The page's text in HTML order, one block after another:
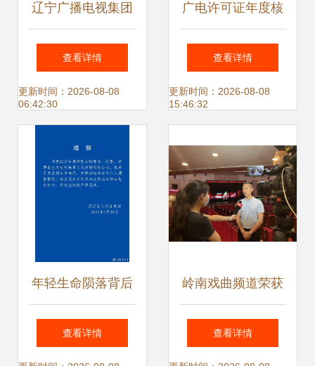
辽宁广播电视集团
《2025辽视春晚》
吉祥物与周边设计
业融合的双重奏
查看详情
更新时间：2026-08-08
06:42:30
广电许可证年度核
验 1835家公司获
准继续经营，行业
查看详情
更新时间：2026-08-08
15:46:32
年轻生命陨落背后
新成立公司加班文
查看详情
岭南戏曲频道荣获
2023年度广东省社
查看详情